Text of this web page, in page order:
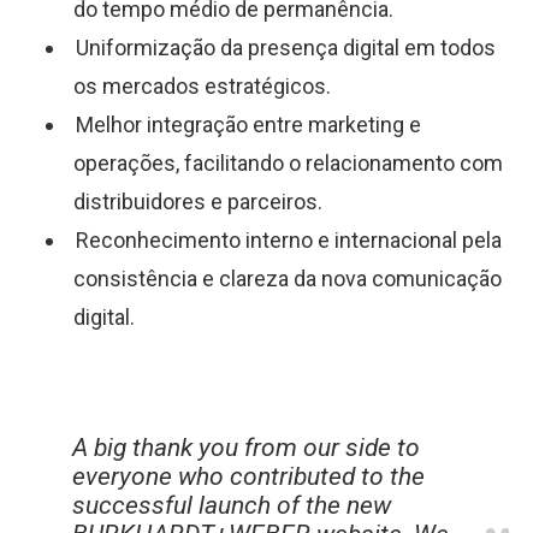
do tempo médio de permanência.
Uniformização da presença digital em todos
os mercados estratégicos.
Melhor integração entre marketing e
operações, facilitando o relacionamento com
distribuidores e parceiros.
Reconhecimento interno e internacional pela
consistência e clareza da nova comunicação
digital.
A big thank you from our side to
everyone who contributed to the
successful launch of the new